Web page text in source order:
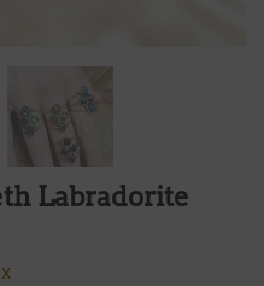
Labradorite